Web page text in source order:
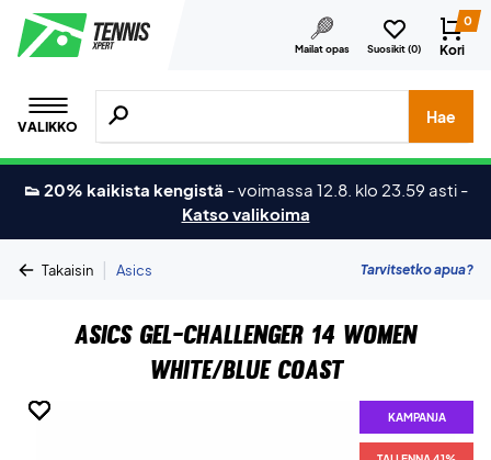
Mailat opas Suosikit (0)
0
Kori
VALIKKO
Hae tuotteita, merkkejä jne.
Hae
👟 20% kaikista kengistä -voimassa 12.8. klo 23.59 asti -
Katso valikoima
Takaisin | Asics Tarvitsetko apua?
Asics Gel-Challenger 14 Women
White/Blue Coast
KAMPANJA
KAMPANJA
KAMPANJA
KAMPANJA
KAMPANJA
KAMPANJA
KAMPANJA